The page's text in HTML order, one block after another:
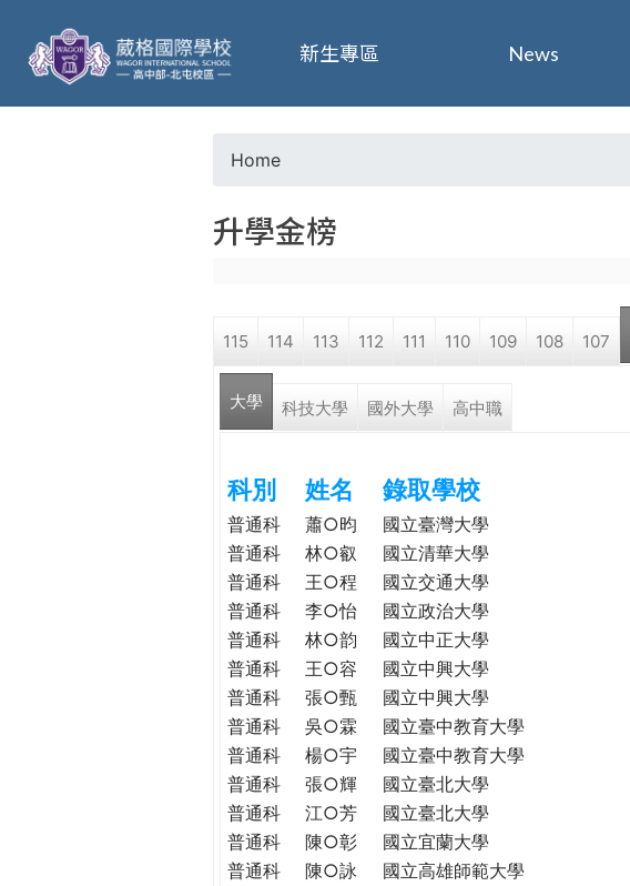
葳
格
o
a
r
h
e
r
e
Home
升學金榜
115 114 113 112 111 110 109 108 107
大學 科技大學 國外大學 高中職
科別 姓名 錄取學校
普通科 蕭○昀 國立臺灣大學
普通科
林○叡 國立清華大學
普通科
王○程 國立交通大學
普通科
李○怡 國立政治大學
普通科
林○韵 國立中正大學
普通科
王○容 國立中興大學
普通科
張○甄 國立中興大學
普通科
吳○霖 國立臺中教育大學
普通科
楊○宇 國立臺中教育大學
普通科
張○輝 國立臺北大學
普通科
江○芳 國立臺北大學
普通科
陳○彰 國立宜蘭大學
普通科
陳○詠 國立高雄師範大學
新生專區 News